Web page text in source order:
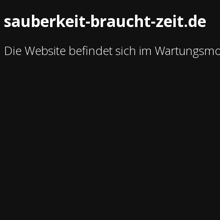
sauberkeit-braucht-zeit.de
Die Website befindet sich im